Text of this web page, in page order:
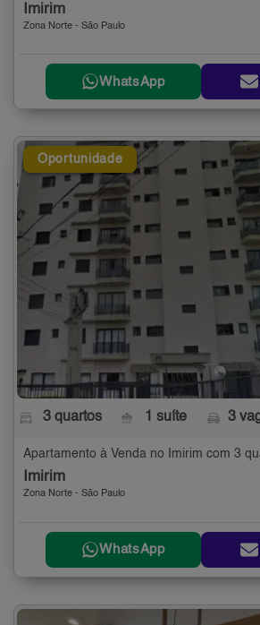
Imirim
Zona Norte - São Paulo
WhatsApp
Oportunidade
3 quartos 1 suíte 3
Apartamento à Venda no Imirim com 3
Imirim
Zona Norte - São Paulo
WhatsApp